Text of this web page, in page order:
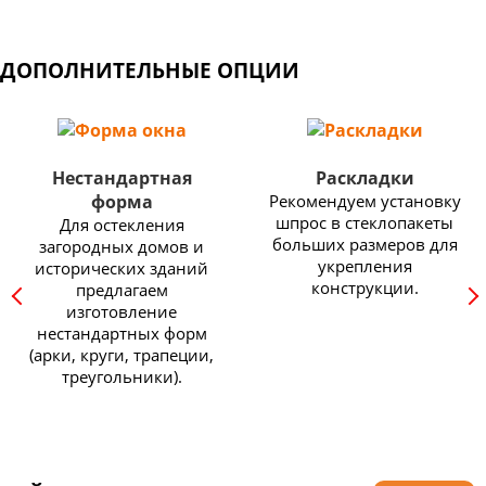
ДОПОЛНИТЕЛЬНЫЕ ОПЦИИ
Нестандартная
форма
Для остекления
загородных домов и
исторических зданий
предлагаем
изготовление
нестандартных форм
(арки, круги, трапеции,
треугольники).
Раскладки
Рекомендуем установку
шпрос в стеклопакеты
больших размеров для
укрепления
конструкции.